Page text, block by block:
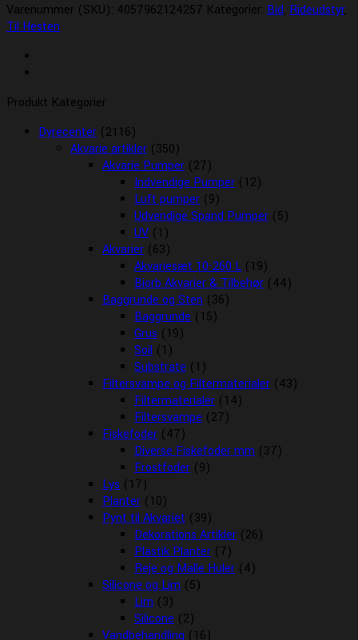
Varenummer (SKU): 4057962124257 Kategorier: Bid, Rideudstyr,
Til Hesten
Produkt Kategorier
Dyrecenter (2116)
Akvarie artikler (350)
Akvarie Pumper (27)
Indvendige Pumper (12)
Luft pumper (9)
Udvendige Spand Pumper (5)
UV (1)
Akvarier (63)
Akvariesæt 10-260 L (19)
Biorb Akvarier & Tilbehør (44)
Baggrunde og Sten (36)
Baggrunde (15)
Grus (19)
Soil (1)
Substrate (1)
Filtersvampe og Filtermaterialer (43)
Filtermaterialer (14)
Filtersvampe (27)
Fiskefoder (47)
Diverse Fiskefoder mm (37)
Frostfoder (9)
Lys (17)
Planter (10)
Pynt til Akvariet (39)
Dekorations Artikler (26)
Plastik Planter (7)
Reje og Malle Huler (4)
Silicone og Lim (5)
Lim (3)
Silicone (2)
Vandbehandling (16)